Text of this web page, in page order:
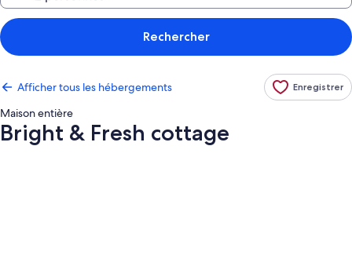
Rechercher
Afficher tous les hébergements Enregistrer
Maison entière
Bright & Fresh cottage